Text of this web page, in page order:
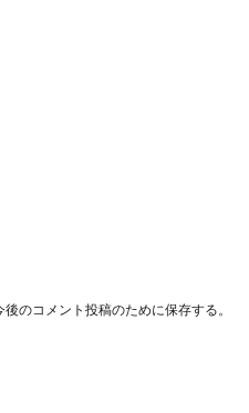
のコメント投稿のために保存する。